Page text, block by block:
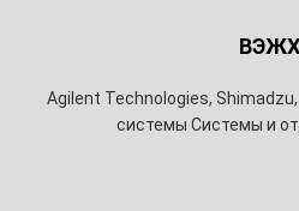
ВЭЖХ
Agilent Technologies,
системы Системы и